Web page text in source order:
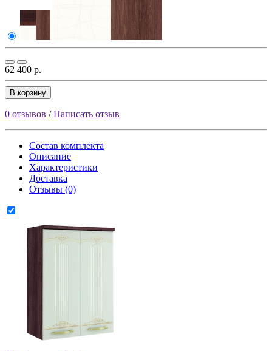
62 400 р.
В корзину
0 отзывов /Написать отзыв
Состав комплекта
Описание
Характеристики
Доставка
Отзывы (0)